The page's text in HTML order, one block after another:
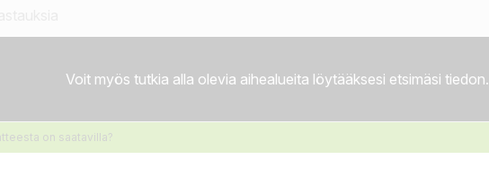
Voit myös tutkia alla olevia aihealueita löytääksesi etsimäsi tiedon.
on saatavilla?